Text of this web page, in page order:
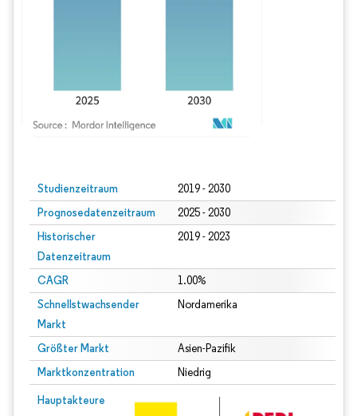
Studienzeitraum 2019 - 2030
Prognosedatenzeitraum 2025 - 2030
Historischer
Datenzeitraum
2019 - 2023
CAGR 1.00%
Schnellstwachsender
Markt
Nordamerika
Größter Markt Asien-Pazifik
Marktkonzentration Niedrig
Hauptakteure